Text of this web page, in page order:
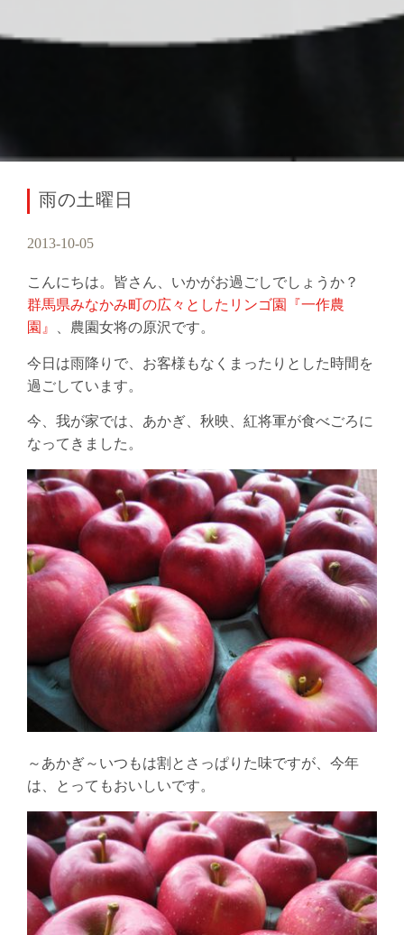
雨の土曜日
2013-10-05
こんにちは。皆さん、いかがお過ごしでしょうか？
群馬県みなかみ町の広々としたリンゴ園『一作農
園』
、農園女将の原沢です。
今日は雨降りで、お客様もなくまったりとした時間を
過ごしています。
今、我が家では、あかぎ、秋映、紅将軍が食べごろに
なってきました。
～あかぎ～いつもは割とさっぱりた味ですが、今年
は、とってもおいしいです。